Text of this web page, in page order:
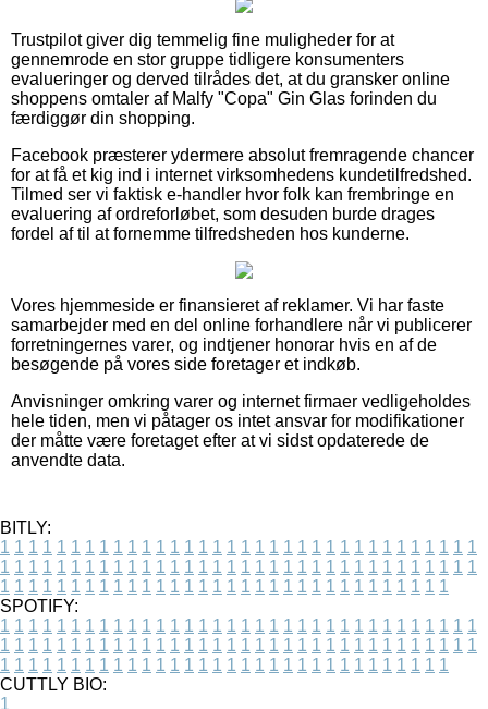
Trustpilot giver dig temmelig fine muligheder for at
gennemrode en stor gruppe tidligere konsumenters
evalueringer og derved tilrådes det, at du gransker online
shoppens omtaler af Malfy "Copa" Gin Glas forinden du
færdiggør din shopping.
Facebook præsterer ydermere absolut fremragende chancer
for at få et kig ind i internet virksomhedens kundetilfredshed.
Tilmed ser vi faktisk e-handler hvor folk kan frembringe en
evaluering af ordreforløbet, som desuden burde drages
fordel af til at fornemme tilfredsheden hos kunderne.
Vores hjemmeside er finansieret af reklamer. Vi har faste
samarbejder med en del online forhandlere når vi publicerer
forretningernes varer, og indtjener honorar hvis en af de
besøgende på vores side foretager et indkøb.
Anvisninger omkring varer og internet firmaer vedligeholdes
hele tiden, men vi påtager os intet ansvar for modifikationer
der måtte være foretaget efter at vi sidst opdaterede de
anvendte data.
BITLY:
1 1 1 1 1 1 1 1 1 1 1 1 1 1 1 1 1 1 1 1 1 1 1 1 1 1 1 1 1 1 1 1 1 1
1 1 1 1 1 1 1 1 1 1 1 1 1 1 1 1 1 1 1 1 1 1 1 1 1 1 1 1 1 1 1 1 1 1
1 1 1 1 1 1 1 1 1 1 1 1 1 1 1 1 1 1 1 1 1 1 1 1 1 1 1 1 1 1 1 1
SPOTIFY:
1 1 1 1 1 1 1 1 1 1 1 1 1 1 1 1 1 1 1 1 1 1 1 1 1 1 1 1 1 1 1 1 1 1
1 1 1 1 1 1 1 1 1 1 1 1 1 1 1 1 1 1 1 1 1 1 1 1 1 1 1 1 1 1 1 1 1 1
1 1 1 1 1 1 1 1 1 1 1 1 1 1 1 1 1 1 1 1 1 1 1 1 1 1 1 1 1 1 1 1
CUTTLY BIO:
1